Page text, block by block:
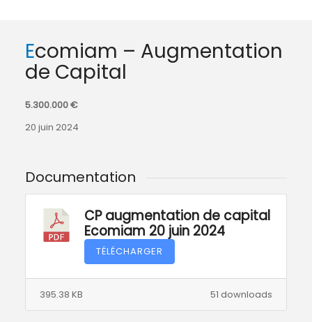
Ecomiam – Augmentation
de Capital
5.300.000 €
20 juin 2024
Documentation
CP augmentation de capital
Ecomiam 20 juin 2024
TÉLÉCHARGER
51 downloads
395.38 KB